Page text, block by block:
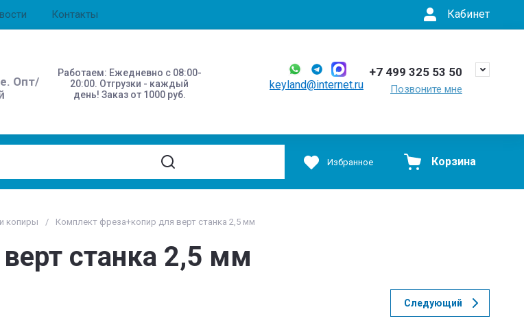
Контакты Кабинет
Опт/
Работаем: Ежедневно с 08:00-
20:00. Отгрузки - каждый
день! Заказ от 1000 руб.
keyland@internet.ru
+7 499 325 53 50
Позвоните мне
Избранное Корзина
копиры / Комплект фреза+копир для верт станка 2,5 мм
станка 2,5 мм
Следующий